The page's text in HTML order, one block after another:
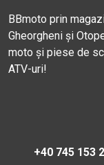
BBmoto prin
Gheorgheni și
moto și piese de
ATV-uri!
+40 745 153